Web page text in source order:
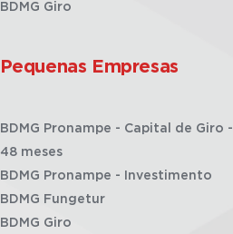
BDMG Giro
Pequenas Empresas
BDMG Pronampe - Capital de Giro -
48 meses
BDMG Pronampe - Investimento
BDMG Fungetur
BDMG Giro